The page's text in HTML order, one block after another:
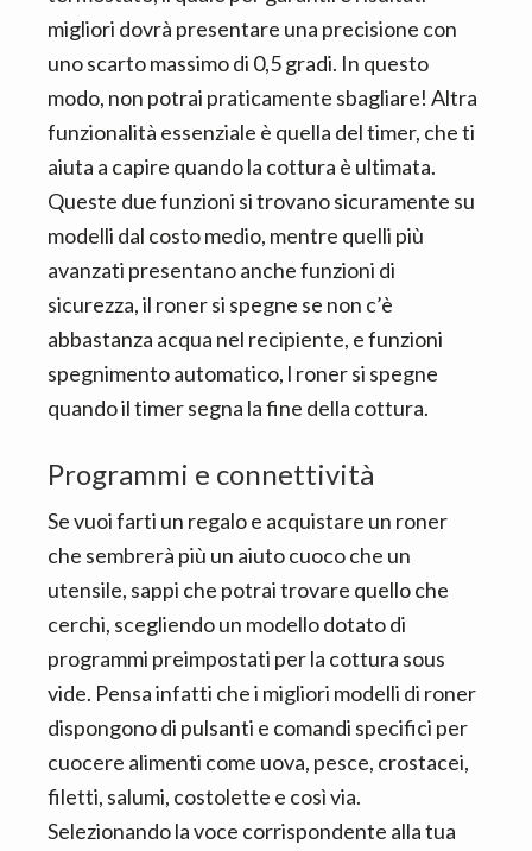
migliori dovrà presentare una precisione con
uno scarto massimo di 0,5 gradi. In questo
modo, non potrai praticamente sbagliare! Altra
funzionalità essenziale è quella del timer, che ti
aiuta a capire quando la cottura è ultimata.
Queste due funzioni si trovano sicuramente su
modelli dal costo medio, mentre quelli più
avanzati presentano anche funzioni di
sicurezza, il roner si spegne se non c’è
abbastanza acqua nel recipiente, e funzioni
spegnimento automatico, l roner si spegne
quando il timer segna la fine della cottura.
Programmi e connettività
Se vuoi farti un regalo e acquistare un roner
che sembrerà più un aiuto cuoco che un
utensile, sappi che potrai trovare quello che
cerchi, scegliendo un modello dotato di
programmi preimpostati per la cottura sous
vide. Pensa infatti che i migliori modelli di roner
dispongono di pulsanti e comandi specifici per
cuocere alimenti come uova, pesce, crostacei,
filetti, salumi, costolette e così via.
Selezionando la voce corrispondente alla tua